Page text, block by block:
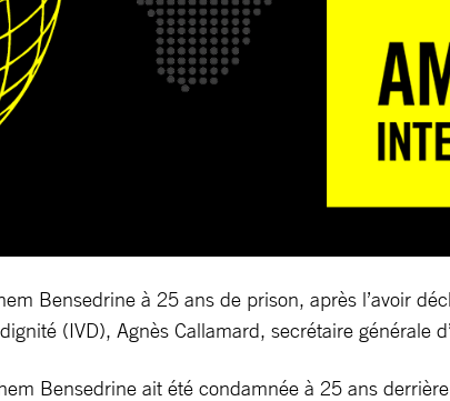
Bensedrine à 25 ans de prison, après l’avoir
(IVD), Agnès Callamard, secrétaire générale
Bensedrine ait été condamnée à 25 ans